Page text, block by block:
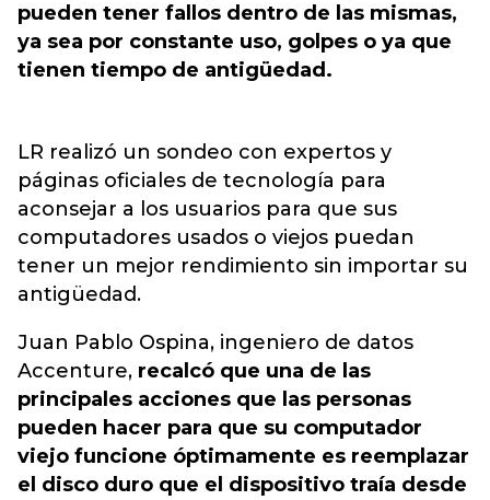
pueden tener fallos dentro de las mismas,
ya sea por constante uso, golpes o ya que
tienen tiempo de antigüedad.
LR realizó un sondeo con expertos y
páginas oficiales de tecnología para
aconsejar a los usuarios para que sus
computadores usados o viejos puedan
tener un mejor rendimiento sin importar su
antigüedad.
Juan Pablo Ospina, ingeniero de datos
Accenture, recalcó que una de las
principales acciones que las personas
pueden hacer para que su computador
viejo funcione óptimamente es reemplazar
el disco duro que el dispositivo traía desde